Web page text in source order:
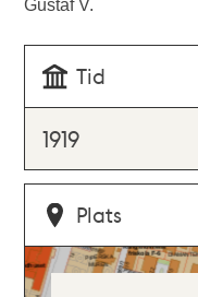
Gustaf V.
Tid
1919
Plats